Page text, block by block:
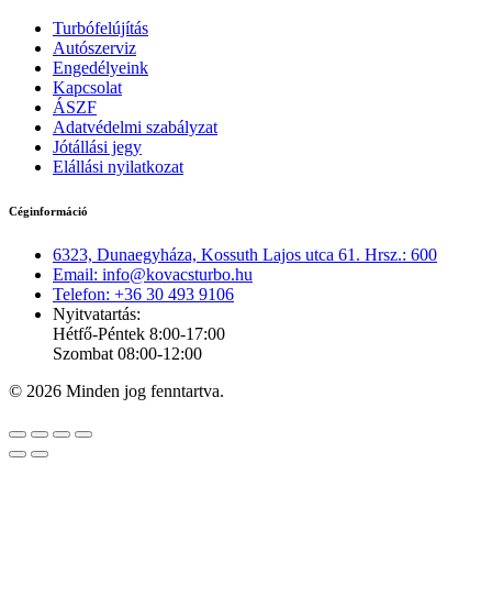
Turbófelújítás
Autószerviz
Engedélyeink
Kapcsolat
ÁSZF
Adatvédelmi szabályzat
Jótállási jegy
Elállási nyilatkozat
Céginformáció
6323, Dunaegyháza, Kossuth Lajos utca 61. Hrsz.: 600
Email: info@kovacsturbo.hu
Telefon: +36 30 493 9106
Nyitvatartás:
Hétfő-Péntek 8:00-17:00
Szombat 08:00-12:00
© 2026 Minden jog fenntartva.